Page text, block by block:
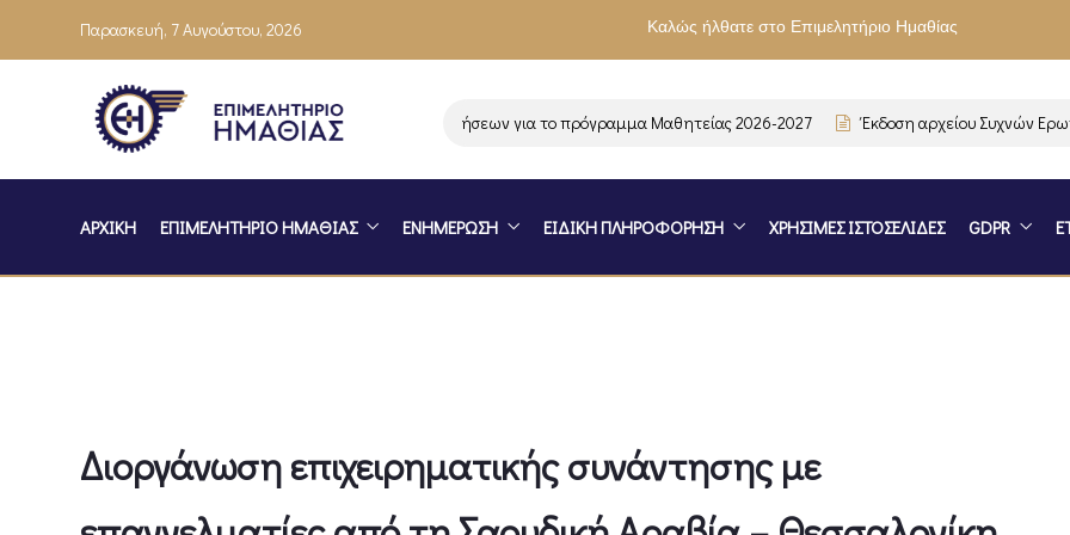
Παρασκευή, 7 Αυγούστου, 2026 Καλώς ήλθατε στο Επιμελητήριο Ημαθίας
Ενημέρωση επιχειρήσεων για το πρόγραμμα Μαθητείας 2026-2027 Έκδοση αρχείου Συχνών
ΑΡΧΙΚΗ ΕΠΙΜΕΛΗΤΗΡΙΟ ΗΜΑΘΙΑΣ ΕΝΗΜΕΡΩΣΗ ΕΙΔΙΚΗ ΠΛΗΡΟΦΟΡΗΣΗ ΧΡΗΣΙΜΕΣ ΙΣΤΟΣΕΛΙΔΕΣ GDPR
Διοργάνωση επιχειρηματικής συνάντησης με